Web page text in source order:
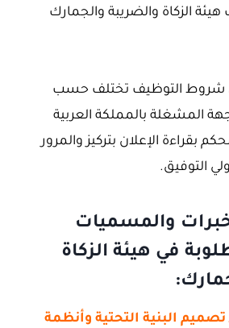
الزكاة والضريبة والجمارك
أن شروط التوظيف تختلف حسب
المشغلة بالمملكة العربية
بقراءة الإعلان بتركيز والمرور
التوفيق.
والمسميات
في هيئة الزكاة
البنية التحتية وأنظمة